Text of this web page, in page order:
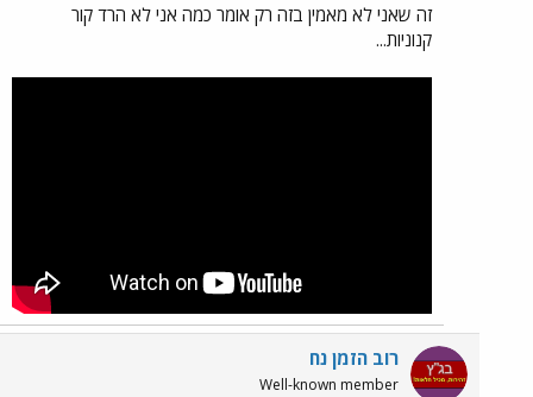
זה שאני לא מאמין בזה רק אומר כמה אני לא הרד קור
קנוניות...
רוב הזמן נח
Well-known member